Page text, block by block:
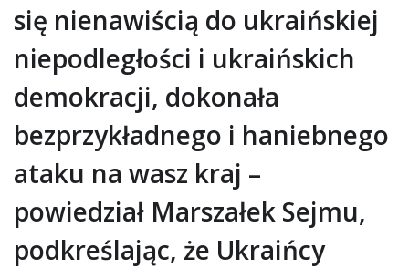
się nienawiścią do ukraińskiej
niepodległości i ukraińskich
demokracji, dokonała
bezprzykładnego i haniebnego
ataku na wasz kraj –
powiedział Marszałek Sejmu,
podkreślając, że Ukraińcy